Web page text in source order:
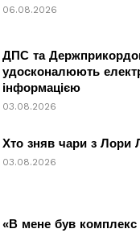
06.08.2026
ДПС та
удосконалюють
інформацією
03.08.2026
Хто зняв чари з Лори
03.08.2026
«В мене був комплекс